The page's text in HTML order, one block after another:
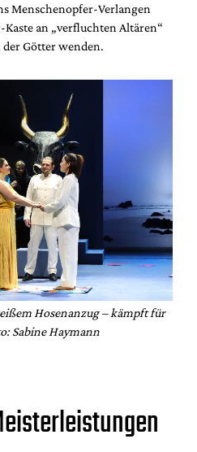
Menschenopfer-Verlangen
Kaste an „verfluchten Altären“
Götter wenden.
Hosenanzug – kämpft für
Sabine Haymann